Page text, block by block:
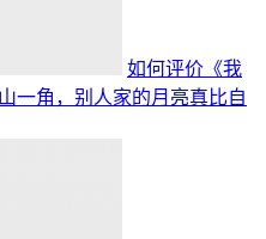
如何评价《我
一角，别人家的月亮真比自